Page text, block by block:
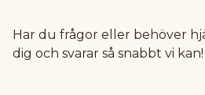
Har du frågor eller behöver
dig och svarar så snabbt vi kan!